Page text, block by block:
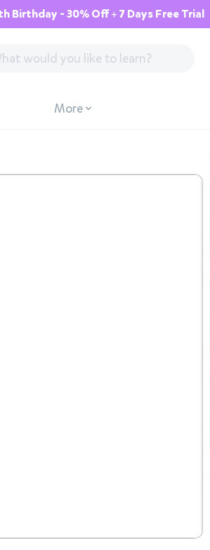
Birthday - 30% Off + 7 Days Free Trial
More